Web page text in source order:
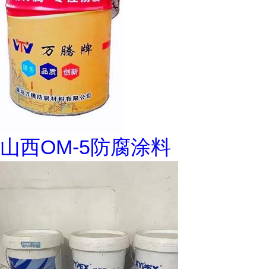
山西OM-5防腐涂料